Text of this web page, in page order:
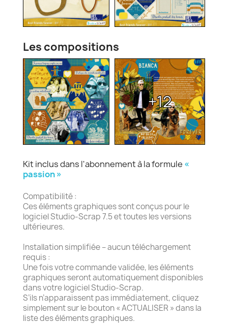
Les compositions
+12
Kit inclus dans l'abonnement à la formule «
passion »
Compatibilité :
Ces éléments graphiques sont conçus pour le
logiciel Studio-Scrap 7.5 et toutes les versions
ultérieures.
Installation simplifiée – aucun téléchargement
requis :
Une fois votre commande validée, les éléments
graphiques seront automatiquement disponibles
dans votre logiciel Studio-Scrap.
S’ils n’apparaissent pas immédiatement, cliquez
simplement sur le bouton « ACTUALISER » dans la
liste des éléments graphiques.